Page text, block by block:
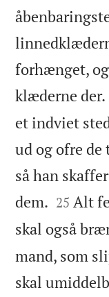
forhænget,
klæderne der.
et indviet
ud og ofre
så han
dem. 

25 Alt
skal også
mand, som
skal